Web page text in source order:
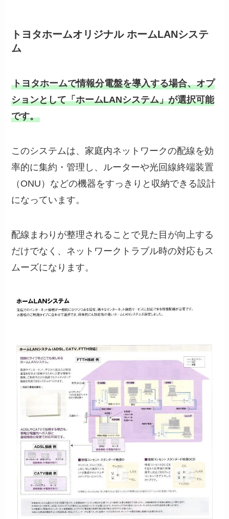
トヨタホームオリジナル ホームLANシステ
ム
トヨタホームで情報分電盤を導入する場合、オプ
ションとして「ホームLANシステム」が選択可能
です。
このシステムは、家庭内ネットワークの配線を効
率的に集約・管理し、ルーターや光回線終端装置
（ONU）などの機器をすっきりと収納できる設計
になっています。
配線まわりが整理されることで見た目が向上する
だけでなく、ネットワークトラブル時の対応もス
ムーズになります。